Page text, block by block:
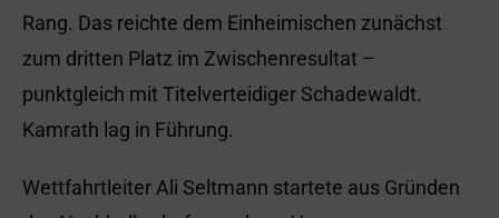
Rang. Das reichte dem Einheimischen zunächst
zum dritten Platz im Zwischenresultat –
punktgleich mit Titelverteidiger Schadewaldt.
Kamrath lag in Führung.
Wettfahrtleiter Ali Seltmann startete aus Gründen